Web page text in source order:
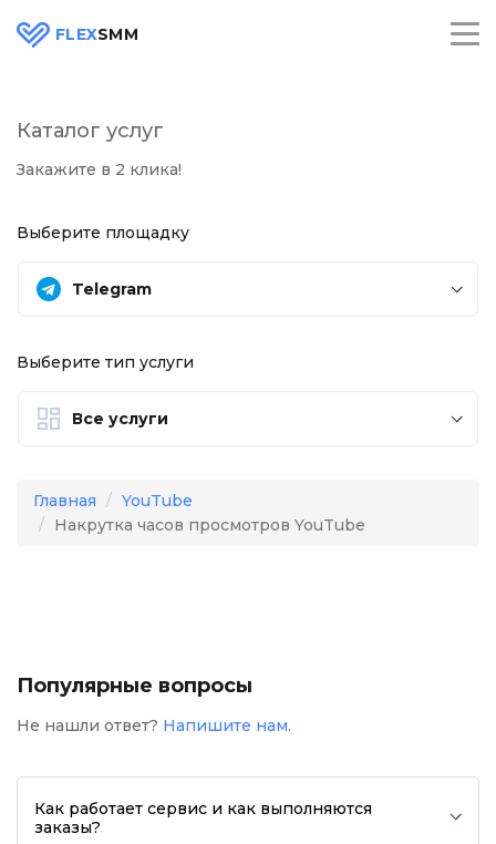
FLEXSMM
Каталог услуг
Закажите в 2 клика!
Выберите площадку
Telegram
Выберите тип услуги
Все услуги
Главная
YouTube
Накрутка часов просмотров YouTube
Популярные вопросы
Не нашли ответ? Напишите нам.
Как работает сервис и как выполняются
заказы?